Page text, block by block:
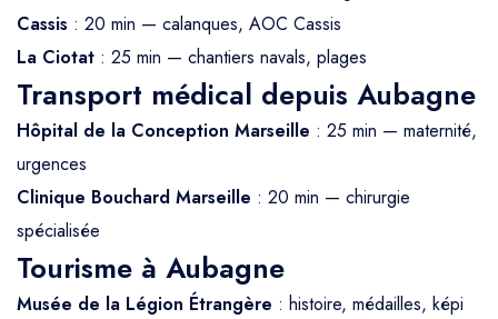
Cassis : 20 min — calanques, AOC Cassis
La Ciotat : 25 min — chantiers navals, plages
Transport médical depuis Aubagne
Hôpital de la Conception Marseille : 25 min — maternité,
urgences
Clinique Bouchard Marseille : 20 min — chirurgie
spécialisée
Tourisme à Aubagne
Musée de la Légion Étrangère : histoire, médailles, képi